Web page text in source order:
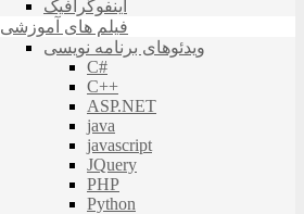
اینفوگرافیک
فیلم های آموزشی
ویدئوهای برنامه نویسی
C#
C++
ASP.NET
java
javascript
JQuery
PHP
Python